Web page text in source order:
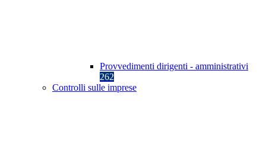
Provvedimenti dirigenti - amministrativi
262
Controlli sulle imprese